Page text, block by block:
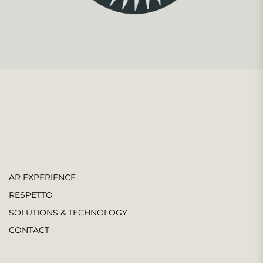
AR EXPERIENCE
RESPETTO
SOLUTIONS & TECHNOLOGY
CONTACT